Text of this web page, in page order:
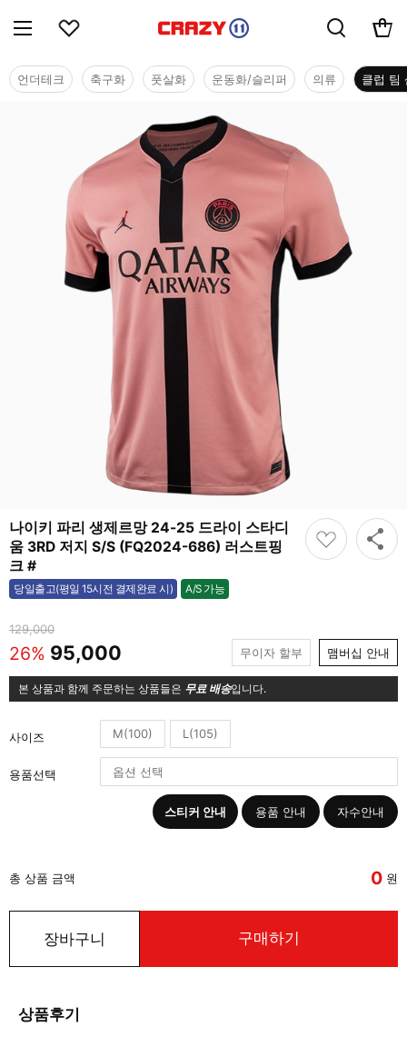
언더테크 축구화 풋살화 운동화/슬리퍼 의류 클럽 팀
나이키 파리 생제르망 24-25 드라이 스타디
움 3RD 저지 S/S (FQ2024-686) 러스트핑
크 #
당일출고(평일 15시전 결제완료 시) A/S 가능
가능
129,000
26% 95,000 무이자 할부 맴버십 안내
본 상품과 함께 주문하는 상품들은 무료 배송입니다.
사이즈 M(100) L(105)
용품선택
스티커 안내 용품 안내 자수안내
총 상품 금액 0 원
장바구니 구매하기
상품후기